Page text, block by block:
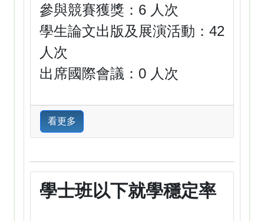
參與競賽獲獎：6 人次
學生論文出版及展演活動：42
人次
出席國際會議：0 人次
看更多
學士班以下就學穩定率